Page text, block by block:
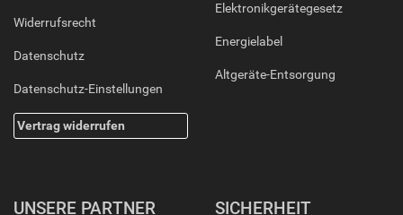
Widerrufsrecht
Datenschutz
Datenschutz-Einstellungen
Vertrag widerrufen
Elektronikgerätegesetz
Energielabel
Altgeräte-Entsorgung
UNSERE PARTNER SICHERHEIT